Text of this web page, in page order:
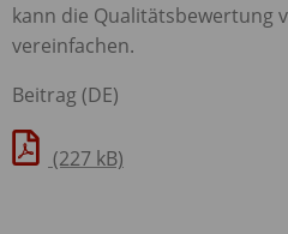
kann die Qualitätsbewertung
vereinfachen.
Beitrag (DE)
(227 kB)